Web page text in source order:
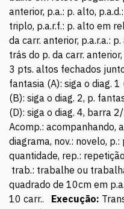
anterior, p.a.: p. alto,
triplo, p.a.r.f.: p. alto em
da carr. anterior, p.a.r.a.:
trás do p. da carr.
3 pts. altos fechados
fantasia (A): siga o diag.
(B): siga o diag. 2, p.
(D): siga o diag. 4, barra
Acomp.: acompanhando,
diagrama, nov.: novelo,
quantidade, rep.:
trab.: trabalhe ou
quadrado de 10cm em
10 carr.. Execução: